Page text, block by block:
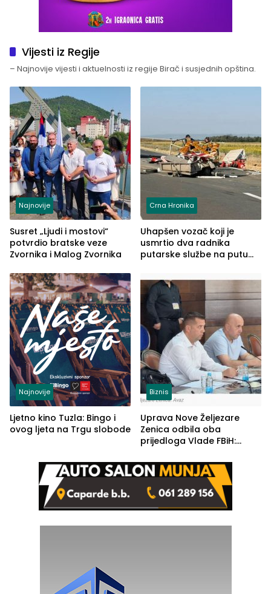
Vijesti iz Regije
– Najnovije vijesti i aktuelnosti iz regije Birač i susjednih opština.
Najnovije
Susret „Ljudi i mostovi“
potvrdio bratske veze
Zvornika i Malog Zvornika
Crna Hronika
Uhapšen vozač koji je
usmrtio dva radnika
putarske službe na putu
(FOTO)
Najnovije
Ljetno kino Tuzla: Bingo i
ovog ljeta na Trgu slobode
Biznis
Uprava Nove Željezare
Zenica odbila oba
prijedloga Vlade FBiH:
rješenje